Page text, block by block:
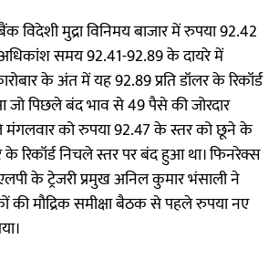
विदेशी मुद्रा विनिमय बाजार में रुपया 92.42
समय 92.41-92.89 के दायरे में
के अंत में यह 92.89 प्रति डॉलर के रिकॉर्ड
पिछले बंद भाव से 49 पैसे की जोरदार
मंगलवार को रुपया 92.47 के स्तर को छूने के
के रिकॉर्ड निचले स्तर पर बंद हुआ था। फिनरेक्स
के ट्रेजरी प्रमुख अनिल कुमार भंसाली ने
की मौद्रिक समीक्षा बैठक से पहले रुपया नए